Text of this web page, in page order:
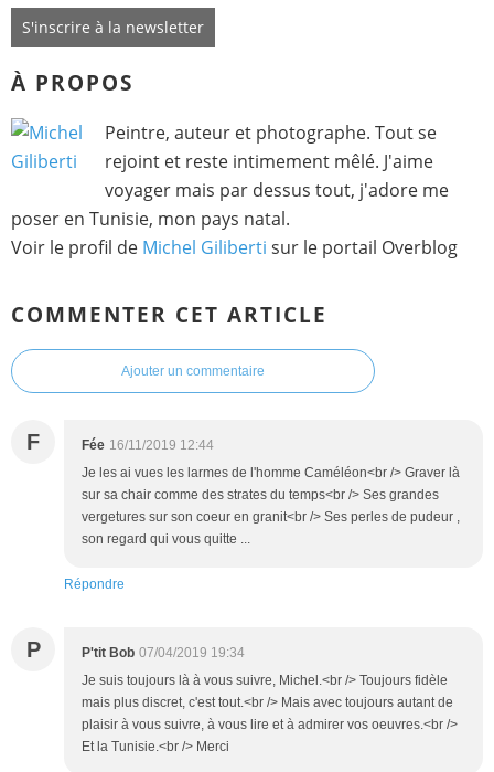
S'inscrire à la newsletter
À PROPOS
Peintre, auteur et photographe. Tout se
rejoint et reste intimement mêlé. J'aime
voyager mais par dessus tout, j'adore me
poser en Tunisie, mon pays natal.
Voir le profil de Michel Giliberti sur le portail Overblog
COMMENTER CET ARTICLE
Ajouter un commentaire
F Fée 16/11/2019 12:44
Je les ai vues les larmes de l'homme Caméléon<br /> Graver là
sur sa chair comme des strates du temps<br /> Ses grandes
vergetures sur son coeur en granit<br /> Ses perles de pudeur ,
son regard qui vous quitte ...
Répondre
P P'tit Bob 07/04/2019 19:34
Je suis toujours là à vous suivre, Michel.<br /> Toujours fidèle
mais plus discret, c'est tout.<br /> Mais avec toujours autant de
plaisir à vous suivre, à vous lire et à admirer vos oeuvres.<br />
Et la Tunisie.<br /> Merci